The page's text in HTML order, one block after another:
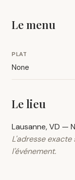
Le menu
PLAT
None
Le lieu
Lausanne, VD —
L'adresse
l'événement.